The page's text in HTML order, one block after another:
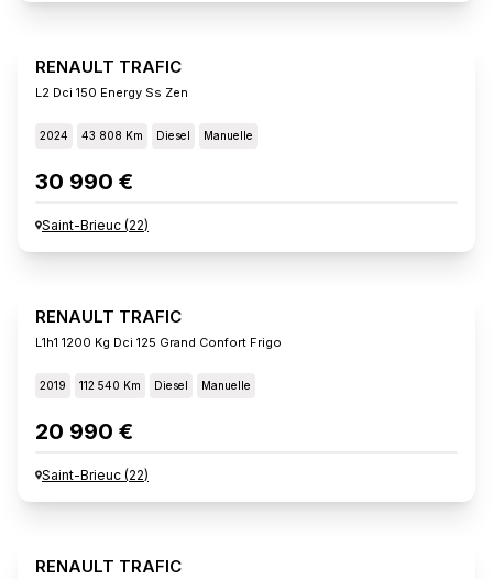
RENAULT TRAFIC
L2 Dci 150 Energy Ss Zen
2024 43 808 Km Diesel Manuelle
30 990 €
Saint-Brieuc (22)
RENAULT TRAFIC
L1h1 1200 Kg Dci 125 Grand Confort Frigo
2019 112 540 Km Diesel Manuelle
20 990 €
Saint-Brieuc (22)
RENAULT TRAFIC